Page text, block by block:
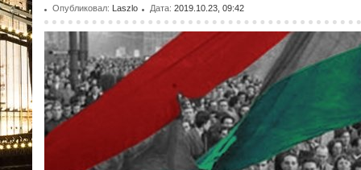
Опубликовал: Laszlo Дата: 2019.10.23, 09:42